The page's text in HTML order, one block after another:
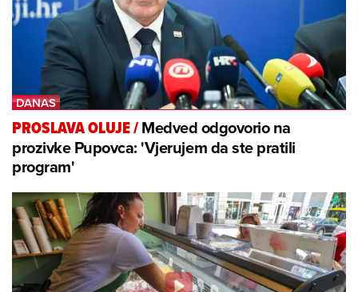
PROSLAVA OLUJE/Medved odgovorio na
prozivke Pupovca: 'Vjerujem da ste pratili
program'